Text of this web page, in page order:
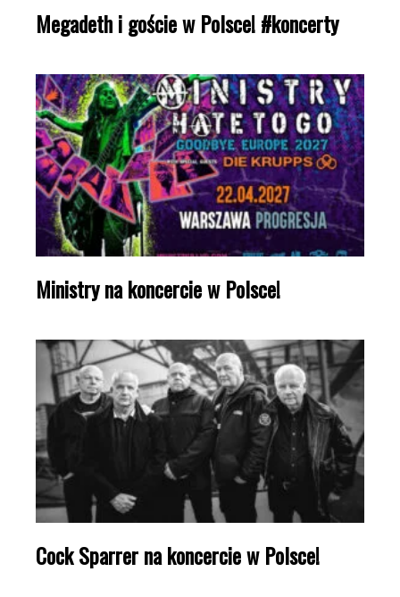
Megadeth i goście w Polsce! #koncerty
Ministry na koncercie w Polsce!
Cock Sparrer na koncercie w Polsce!